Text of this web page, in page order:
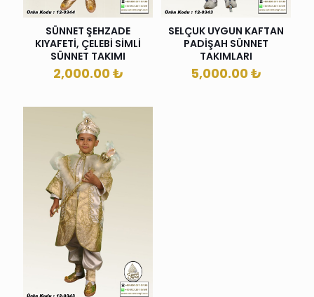
SÜNNET ŞEHZADE
KIYAFETİ, ÇELEBİ SİMLİ
SÜNNET TAKIMI
2,000.00₺
SELÇUK UYGUN KAFTAN
PADİŞAH SÜNNET
TAKIMLARI
5,000.00₺